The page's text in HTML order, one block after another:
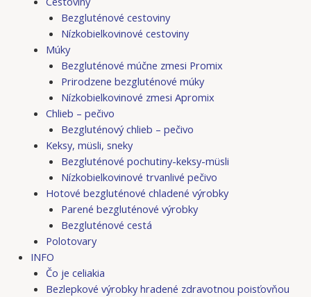
Bezgluténové cestoviny
Nízkobielkovinové cestoviny
Múky
Bezgluténové múčne zmesi Promix
Prirodzene bezgluténové múky
Nízkobielkovinové zmesi Apromix
Chlieb – pečivo
Bezgluténový chlieb – pečivo
Keksy, müsli, sneky
Bezgluténové pochutiny-keksy-müsli
Nízkobielkovinové trvanlivé pečivo
Hotové bezgluténové chladené výrobky
Parené bezgluténové výrobky
Bezgluténové cestá
Polotovary
INFO
Čo je celiakia
Bezlepkové výrobky hradené zdravotnou poisťovňou